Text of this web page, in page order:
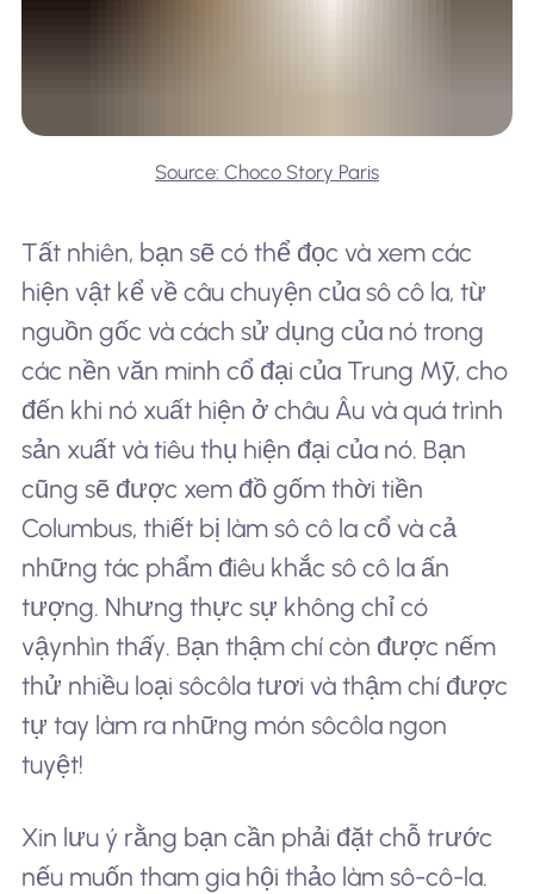
Source: Choco Story Paris
Tất nhiên, bạn sẽ có thể đọc và xem các
hiện vật kể về câu chuyện của sô cô la, từ
nguồn gốc và cách sử dụng của nó trong
các nền văn minh cổ đại của Trung Mỹ, cho
đến khi nó xuất hiện ở châu Âu và quá trình
sản xuất và tiêu thụ hiện đại của nó. Bạn
cũng sẽ được xem đồ gốm thời tiền
Columbus, thiết bị làm sô cô la cổ và cả
những tác phẩm điêu khắc sô cô la ấn
tượng. Nhưng thực sự không chỉ có
vậynhìn thấy. Bạn thậm chí còn được nếm
thử nhiều loại sôcôla tươi và thậm chí được
tự tay làm ra những món sôcôla ngon
tuyệt!
Xin lưu ý rằng bạn cần phải đặt chỗ trước
nếu muốn tham gia hội thảo làm sô-cô-la.